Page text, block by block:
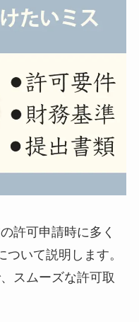
許可申請時に多く
いて説明します。
スムーズな許可取